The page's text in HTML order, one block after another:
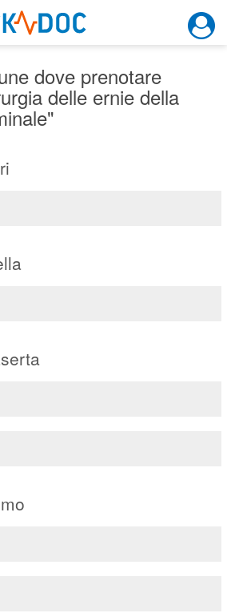
×
Motore di ricerca
×
in cloud
dove prenotare
delle ernie della